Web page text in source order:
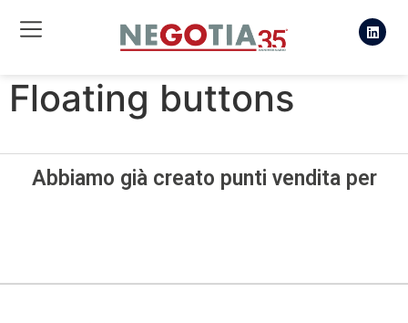
Floating buttons
Abbiamo già creato punti vendita per